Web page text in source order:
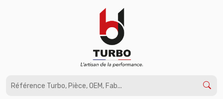
Panneau de gestion des cookies